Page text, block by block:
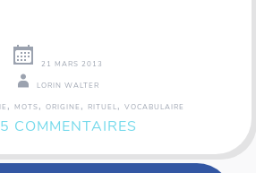
21 MARS 2013
LORIN WALTER
, MOTS, ORIGINE , RITUEL, VOCABULAIRE
5 COMMENTAIRES